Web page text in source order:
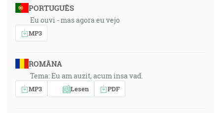
PORTUGUÊS
Eu ouvi - mas agora eu vejo
MP3
ROMÂNA
Tema: Eu am auzit, acum insa vad.
MP3 Lesen PDF